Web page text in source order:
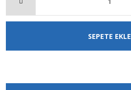
SEPETE EKLE